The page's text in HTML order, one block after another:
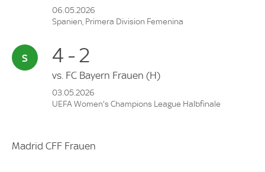
06.05.2026
Spanien, Primera Division Femenina
4 - 2
vs. FC Bayern Frauen (H)
03.05.2026
UEFA Women's Champions League Halbfinale
Madrid CFF Frauen